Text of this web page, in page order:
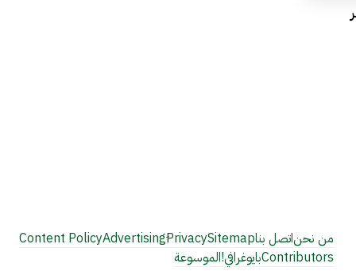
من نحناتصل بناSitemap
Privacy
ِAdvertising
Content Policy
Contributorsبايوغرافي!الموسوعة